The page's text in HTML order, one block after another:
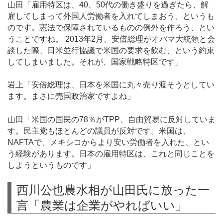
山田「雇用特区は、40、50代の働き盛りを過ぎたら、解
雇してしまって外国人労働者を入れてしまおう、というも
のです。憲法で保障されているものの例外を作ろう、とい
うことですね。 2013年2月、安倍総理がオバマ大統領と会
談した際、日米並行協議で米国の要求を飲む、という約束
してしまいました。それが、国家戦略特区です」
岩上「安倍総理は、日本を米国に丸々売り渡そうとしてい
ます。まさに売国政治家ですよね」
山田「米国の国民の78％がTPP、自由貿易に反対していま
す。民主党もほとんどの議員が反対です。米国は、
NAFTAで、メキシコからより安い労働者を入れた、とい
う経験があります。日本の雇用特区は、これと同じことを
しようというものです」
西川公也農水相が山田氏に放った一
言「農業は企業がやればいい」